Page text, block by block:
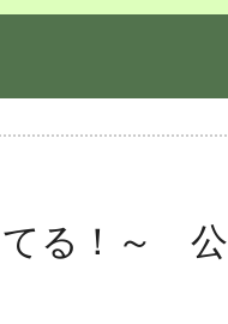
てる！～ 公